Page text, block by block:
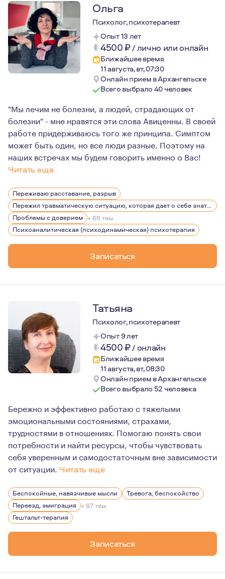
Ольга
Психолог, психотерапевт
Опыт 13 лет
4500₽/лично или онлайн
Ближайшее время
11 августа, вт, 07:30
Онлайн прием в Архангельске
Всего выбрало 40 человек
"Мы лечим не болезни, а людей, страдающих от
болезни" - мне нравятся эти слова Авиценны. В своей
работе придерживаюсь того же принципа. Симптом
может быть один, но все люди разные. Поэтому на
наших встречах мы будем говорить именно о Вас!
Читать еще
Считаю одной из основных своих задач, чтобы в
Мое образование и опыт позволяют мне помогать
Переживаю расставание, разрыв
Пережил травматическую ситуацию, которая дает о себе знать, беспокоит, вызывает эмоции
Проблемы с доверием + 66 тем
Психоаналитическая (психодинамическая) психотерапия
Записаться
Татьяна
Психолог, психотерапевт
Опыт 9 лет
4500₽/ онлайн
Ближайшее время
11 августа, вт, 08:30
Онлайн прием в Архангельске
Всего выбрало 52 человека
Бережно и эффективно работаю с тяжелыми
эмоциональными состояниями, страхами,
трудностями в отношениях. Помогаю понять свои
потребности и найти ресурсы, чтобы чувствовать
себя уверенным и самодостаточным вне зависимости
от ситуации. Читать еще
Я рада встрече с каждым клиентом, это всегда
Постоянно прхожу личную терапию и регулярную
Беспокойные, навязчивые мысли
Тревога, беспокойство
Переезд, эмиграция + 87 тем
Гештальт-терапия
Записаться